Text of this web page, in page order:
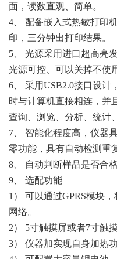
面，读数直观、简单。
4、 配备嵌入式热敏打印
印，三分钟出打印结果。
5、 光源采用进口超高亮
光源可控、可以关掉不使
6、 采用USB2.0接口设计
时与计算机直接相连，并
查询、浏览、分析、统计
7、 智能化程度高，仪器
零功能，具有自动检测重
8、 自动判断样品是否合
9、 选配功能
1） 可以通过GPRS模块
网络。
2） 5寸触摸屏或者7寸触
3） 仪器加实现自身加热功